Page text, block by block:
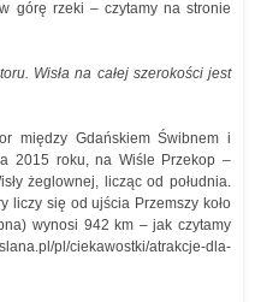
górę rzeki – czytamy na stronie
Wisła na całej szerokości jest
między Gdańskiem Świbnem i
2015 roku, na Wiśle Przekop –
żeglownej, licząc od południa.
liczy się od ujścia Przemszy koło
wynosi 942 km – jak czytamy
pl/ciekawostki/atrakcje-dla-